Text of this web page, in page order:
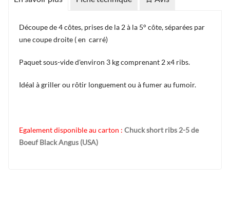
Découpe de 4 côtes, prises de la 2 à la 5° côte, séparées par
une coupe droite ( en carré)
Paquet sous-vide d'environ 3 kg comprenant 2 x4 ribs.
Idéal à griller ou rôtir longuement ou à fumer au fumoir.
Egalement disponible au carton : Chuck short ribs 2-5 de
Boeuf Black Angus (USA)